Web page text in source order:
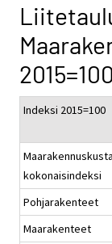
Indeksi 2015=100
kokonaisindeksi
Pohjarakenteet
Maarakenteet